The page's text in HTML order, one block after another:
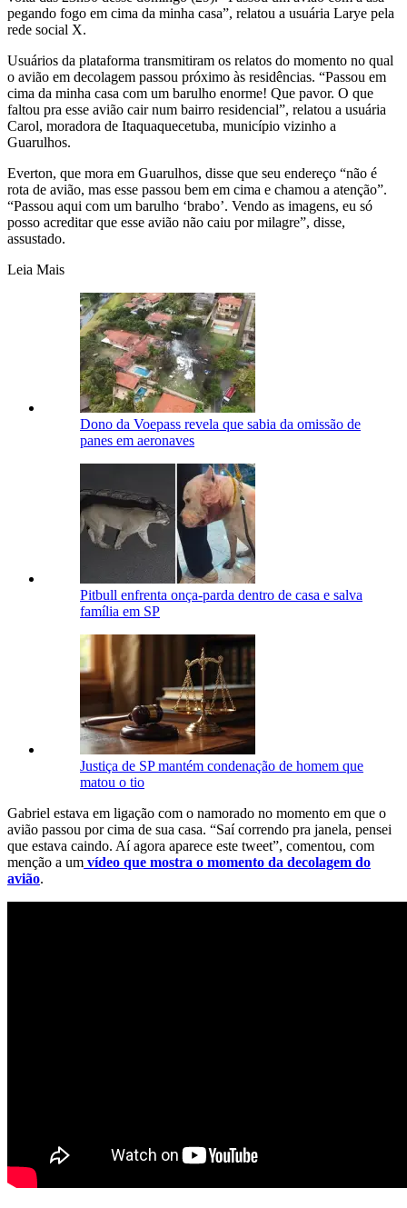
pegando fogo em cima da minha casa”, relatou a usuária Larye pela
rede social X.
Usuários da plataforma transmitiram os relatos do momento no qual
o avião em decolagem passou próximo às residências. “Passou em
cima da minha casa com um barulho enorme! Que pavor. O que
faltou pra esse avião cair num bairro residencial”, relatou a usuária
Carol, moradora de Itaquaquecetuba, município vizinho a
Guarulhos.
Everton, que mora em Guarulhos, disse que seu endereço “não é
rota de avião, mas esse passou bem em cima e chamou a atenção”.
“Passou aqui com um barulho ‘brabo’. Vendo as imagens, eu só
posso acreditar que esse avião não caiu por milagre”, disse,
assustado.
Leia Mais
Dono da Voepass revela que sabia da omissão de
panes em aeronaves
Pitbull enfrenta onça-parda dentro de casa e salva
família em SP
Justiça de SP mantém condenação de homem que
matou o tio
Gabriel estava em ligação com o namorado no momento em que o
avião passou por cima de sua casa. “Saí correndo pra janela, pensei
que estava caindo. Aí agora aparece este tweet”, comentou, com
menção a um vídeo que mostra o momento da decolagem do
avião.